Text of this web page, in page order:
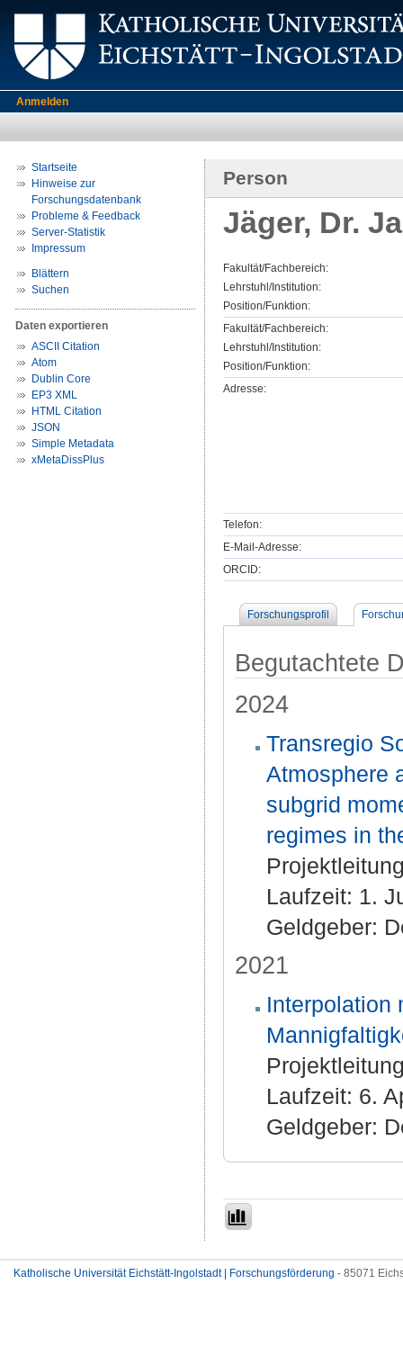
Anmelden
Startseite
Hinweise zur
Forschungsdatenbank
Probleme & Feedback
Server-Statistik
Impressum
Blättern
Suchen
Daten exportieren
ASCII Citation
Atom
Dublin Core
EP3 XML
HTML Citation
JSON
Simple Metadata
xMetaDissPlus
Person
Jäger, Dr.
Fakultät/Fachbereich:
Lehrstuhl/Institution:
Position/Funktion:
Fakultät/Fachbereich:
Lehrstuhl/Institution:
Position/Funktion:
Adresse:
Telefon:
E-Mail-Adresse:
ORCID:
Forschungsprofil
Begutachtete
2024
Transregio
Atmosphere
subgrid
regimes in
Laufzeit: 1.
Geldgeber:
2021
Interpolation
Laufzeit: 6.
Geldgeber:
Katholische Universität Eichstätt-Ingolstadt | Forschungsförderung - 85071